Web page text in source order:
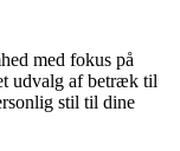
med fokus på
udvalg af betræk til
stil til dine